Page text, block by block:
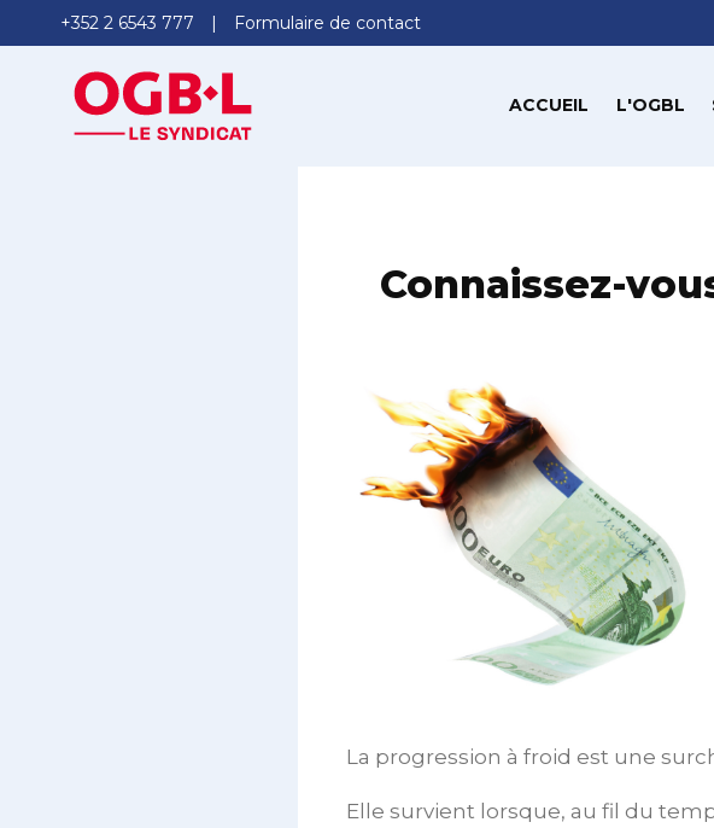
+352 2 6543 777 Formulaire de contact
ACCUEIL L'OGBL
Connaissez-
La progression à froid est une
Elle survient lorsque, au fil du